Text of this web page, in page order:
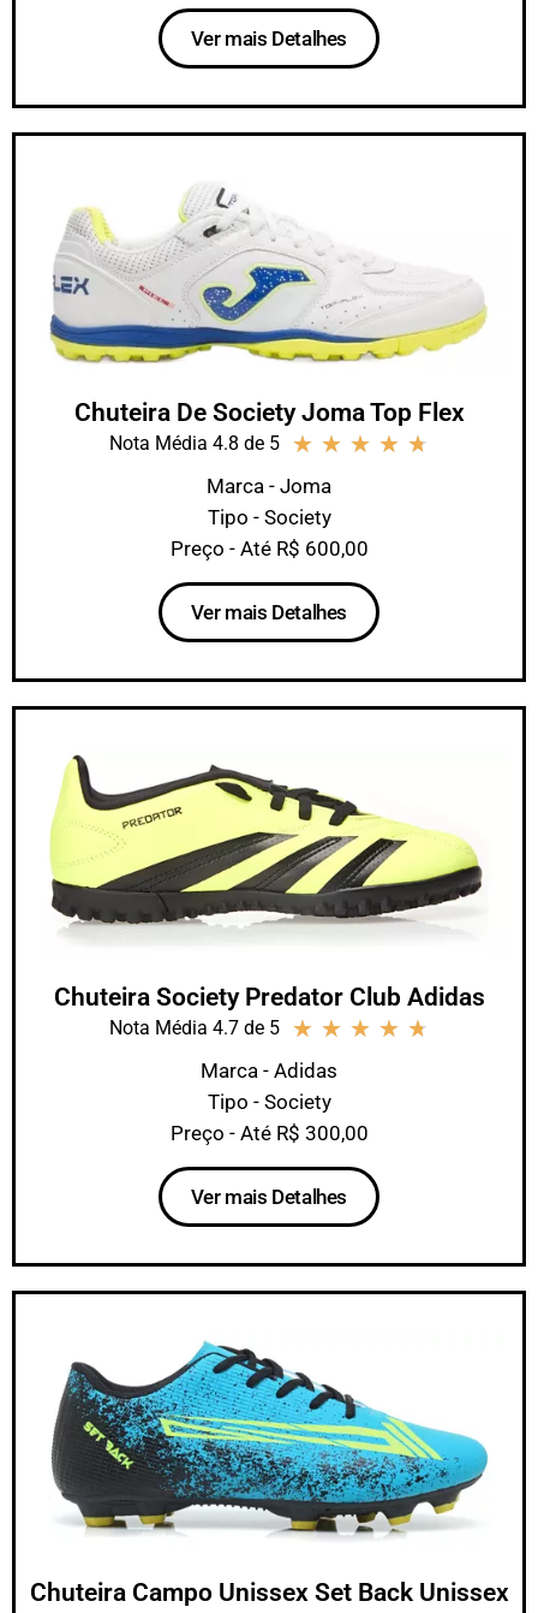
Ver mais Detalhes
Chuteira De Society Joma Top Flex
Nota Média 4.8 de 5 ★ ★ ★ ★ ★
Marca - Joma
Tipo - Society
Preço - Até R$ 600,00
Ver mais Detalhes
Chuteira Society Predator Club Adidas
Nota Média 4.7 de 5 ★ ★ ★ ★ ★
Marca - Adidas
Tipo - Society
Preço - Até R$ 300,00
Ver mais Detalhes
Chuteira Campo Unissex Set Back Unissex